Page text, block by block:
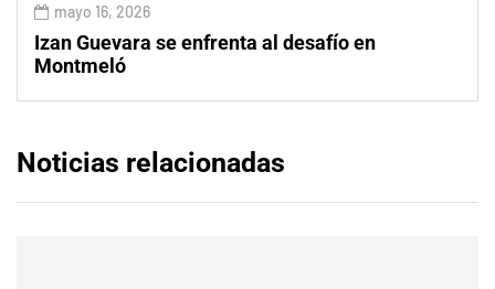
mayo 16, 2026
Izan Guevara se enfrenta al desafío en
Montmeló
Noticias relacionadas